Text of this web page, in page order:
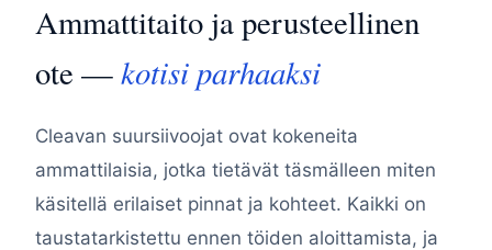
Ammattitaito ja perusteellinen
ote —kotisi parhaaksi
Cleavan suursiivoojat ovat kokeneita
ammattilaisia, jotka tietävät täsmälleen miten
käsitellä erilaiset pinnat ja kohteet. Kaikki on
taustatarkistettu ennen töiden aloittamista, ja